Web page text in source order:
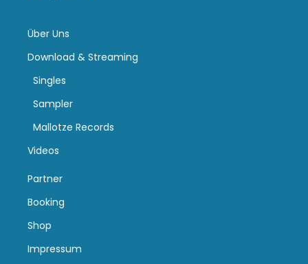
Über Uns
Download & Streaming
Singles
Sampler
Mallotze Records
Videos
Partner
Booking
Shop
Impressum